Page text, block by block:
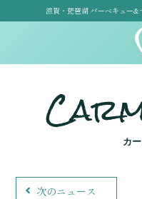
滋賀・琵琶湖 バーベキュー&
カ
次のニュース